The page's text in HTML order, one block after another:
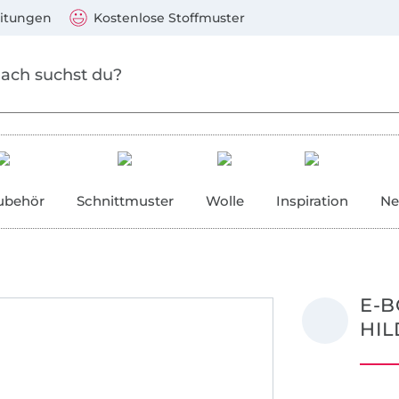
Kostenlose Stoffmuster
Schnittmuster Wolle Inspiration
E-
Mastercard, PayPal, Giropay, Kauf auf Rechnung,